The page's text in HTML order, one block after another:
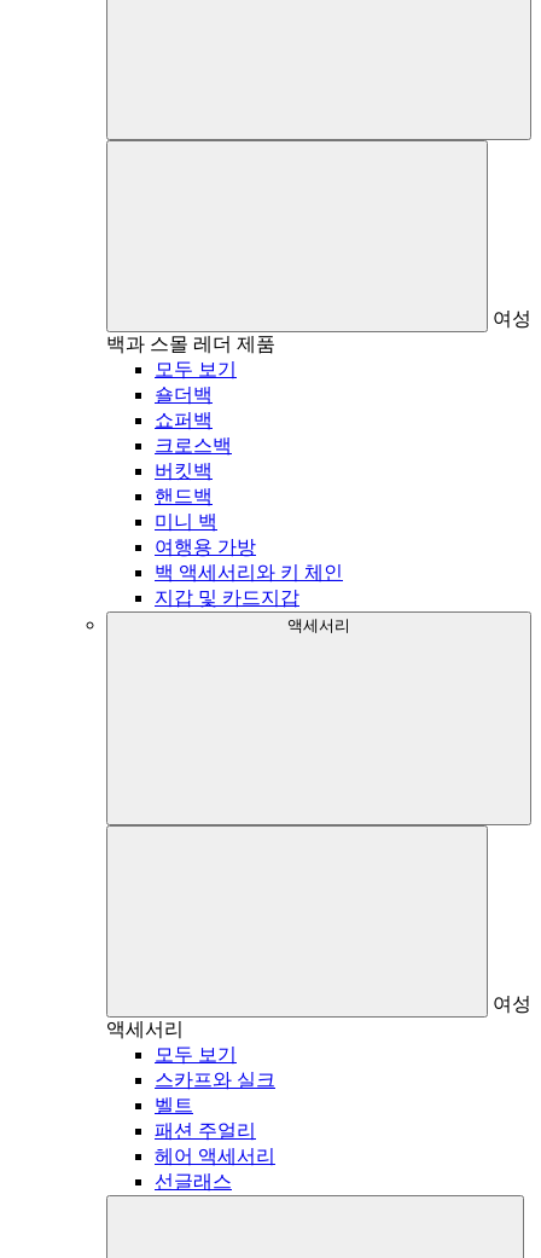
여성
백과 스몰 레더 제품
모두 보기
숄더백
쇼퍼백
크로스백
버킷백
핸드백
미니 백
여행용 가방
백 액세서리와 키 체인
지갑 및 카드지갑
액세서리
여성
액세서리
모두 보기
스카프와 실크
벨트
패션 주얼리
헤어 액세서리
선글래스